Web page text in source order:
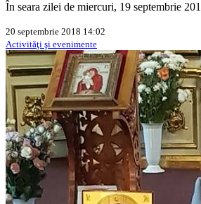
În seara zilei de miercuri, 19 septembrie
20 septembrie 2018 14:02
Activităţi şi evenimente